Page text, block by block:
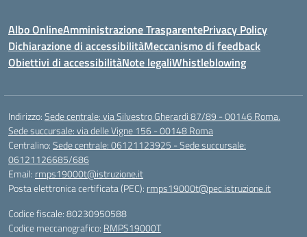
Albo OnlineAmministrazione TrasparentePrivacy Policy
Dichiarazione di accessibilitàMeccanismo di feedback
Obiettivi di accessibilitàNote legaliWhistleblowing
Indirizzo:Sede centrale: via Silvestro Gherardi 87/89 - 00146 Roma.
Sede succursale: via delle Vigne 156 - 00148 Roma
Centralino:Sede centrale: 06121123925 - Sede succursale:
06121126685/686
Email: rmps19000t@istruzione.it
Posta elettronica certificata (PEC): rmps19000t@pec.istruzione.it
Codice fiscale: 80230950588
Codice meccanografico: RMPS19000T